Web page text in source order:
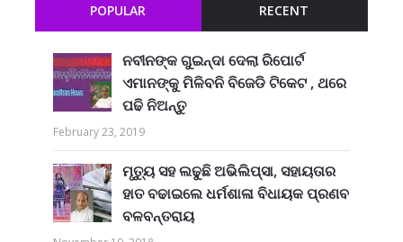
POPULAR RECENT
ନବୀନଙ୍କ ଗୁଇନ୍ଦା ଦେଲା ରିପୋର୍ଟ
ଏମାନଙ୍କୁ ମିଳିବନି ବିଜେଡି ଟିକେଟ , ଥରେ
ପଢି ନିଅନ୍ତୁ
February 23, 2019
ମୃତ୍ୟୁ ସହ ଲଢୁଛି ଅଭିଲିପ୍ସା, ସହାୟତାର
ହାତ ବଢାଇଲେ ଧର୍ମଶାଳା ବିଧାୟକ ପ୍ରଣବ
ବଳବନ୍ତରାୟ